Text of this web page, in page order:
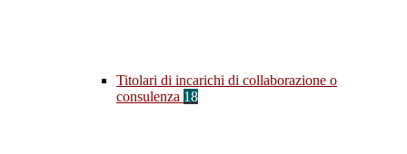
Titolari di incarichi di collaborazione o
consulenza 18